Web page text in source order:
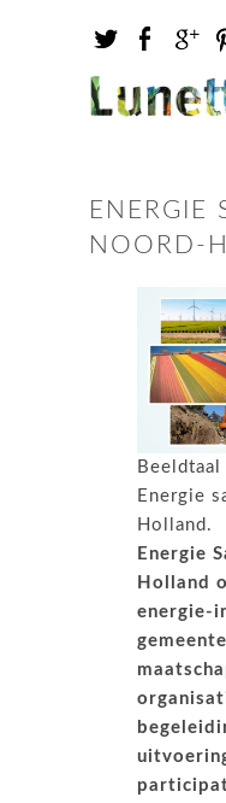
ENERGIE
NOORD-
Energie
Holland.
Energie
Holland
energie-